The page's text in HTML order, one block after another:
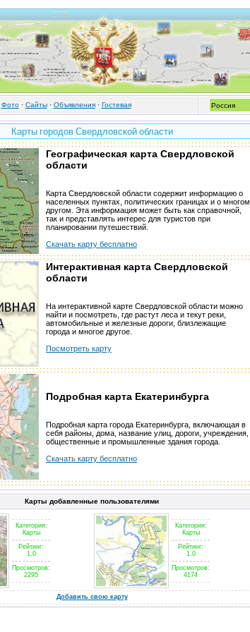
Фото· Cайты· Объявления· Гостевая
Карты городов Свердловской области
Географическая карта Свердловской
области
Карта Свердловской области содержит информацию о
населенных пунктах, политических границах и о многом
другом. Эта информация может быть как справочной,
так и представлять интерес для туристов при
планировании путешествий.
Скачать карту бесплатно
Интерактивная карта Свердловской
области
На интерактивной карте Свердловской области можно
найти и посмотреть, где растут леса и текут реки,
автомобильные и железные дороги, близлежащие
города и многое другое.
Посмотреть карту
Подробная карта Екатеринбурга
Подробная карта города Екатеринбурга, включающая в
себя районы, дома, название улиц, дороги, учреждения,
общественные и промышленные здания города.
Скачать карту бесплатно
Карты добавленные пользователями
Категория:
Карты
Рейтинг:
1.0
Просмотров:
2295
Категория:
Карты
Рейтинг:
1.0
Просмотров:
4174
Добавить свою карту